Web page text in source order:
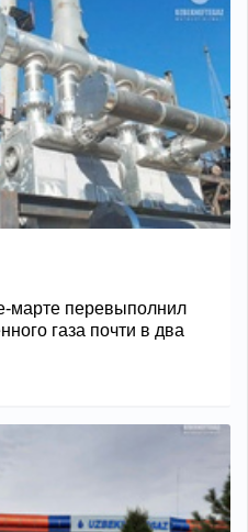
марте перевыполнил
газа почти в два